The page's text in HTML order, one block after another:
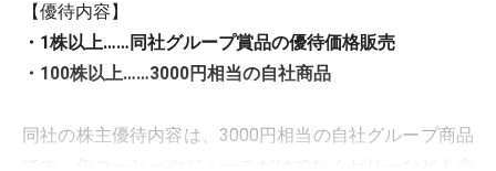
【優待内容】
・1株以上…… 同社グループ賞品の優待価格販売
・100株以上……3000円相当の自社商品
同社の株主優待内容は、3000円相当の自社グループ商品